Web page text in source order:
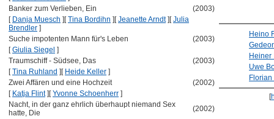
Banker zum Verlieben, Ein
(2003)
[ Danja Muesch ] [Tina Bordihn ] [Jeanette Arndt] [Julia
Brendler ]
Suche impotenten Mann für's Leben
(2003)
[Giulia Siegel ]
Traumschiff - Südsee, Das
(2003)
[Tina Ruhland ] [ Heide Keller ]
Zwei Affären und eine Hochzeit
(2002)
[ Katja Flint] [Yvonne Schoenherr ]
Nacht, in der ganz ehrlich überhaupt niemand Sex
hatte, Die
(2002)
Heino
Heiner
Uwe
[